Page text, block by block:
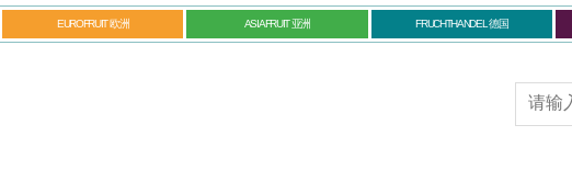
EUROFRUIT 欧洲 ASIAFRUIT 亚洲 FRUCHTHANDEL 德国